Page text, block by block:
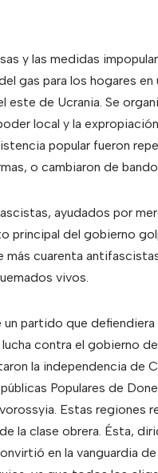
y las medidas
gas para los hogares en
este de Ucrania. Se
local y la
popular fueron
o cambiaron de
ayudados por
principal del gobierno
cuarenta
vivos.
partido que
contra el gobierno
la independencia de
Populares de
Estas regiones
la clase obrera. Ésta,
en la vanguardia